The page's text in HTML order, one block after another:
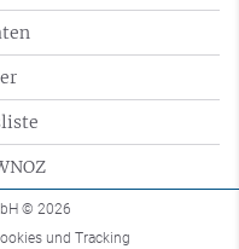
© 2026
und Tracking